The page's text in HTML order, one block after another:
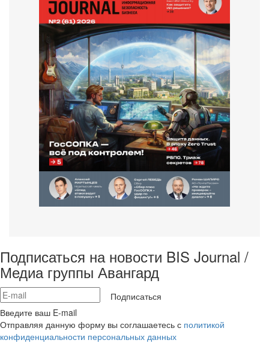
Подписаться на новости BIS Journal /
Медиа группы Авангард
Подписаться
Введите ваш E-mail
Отправляя данную форму вы соглашаетесь с политикой
конфиденциальности персональных данных